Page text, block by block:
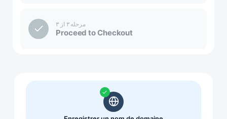
مرحله ۳ از ۳
Proceed to Checkout